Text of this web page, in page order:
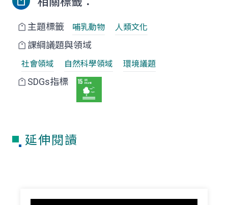
主題標籤 哺乳動物 人類文化
課綱議題與領域
社會領域 自然科學領域 環境議題
SDGs指標
延伸閱讀